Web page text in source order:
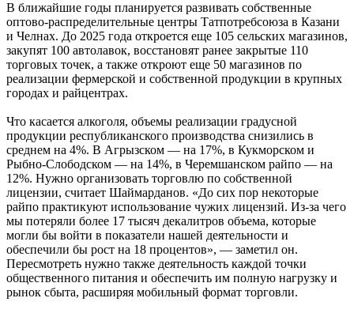
В ближайшие годы планируется развивать собственные
оптово-распределительные центры Татпотребсоюза в Казани
и Челнах. До 2025 года откроется еще 105 сельских магазинов,
закупят 100 автолавок, восстановят ранее закрытые 110
торговых точек, а также откроют еще 50 магазинов по
реализации фермерской и собственной продукции в крупных
городах и райцентрах.
Что касается алкоголя, объемы реализации градусной
продукции республиканского производства снизились в
среднем на 4%. В Агрызском — на 17%, в Кукморском и
Рыбно-Слободском — на 14%, в Черемшанском райпо — на
12%. Нужно организовать торговлю по собственной
лицензии, считает Шаймарданов. «До сих пор некоторые
райпо практикуют использование чужих лицензий. Из-за чего
мы потеряли более 17 тысяч декалитров объема, которые
могли бы войти в показатели нашей деятельности и
обеспечили бы рост на 18 процентов», — заметил он.
Пересмотреть нужно также деятельность каждой точки
общественного питания и обеспечить им полную нагрузку и
рынок сбыта, расширяя мобильный формат торговли.